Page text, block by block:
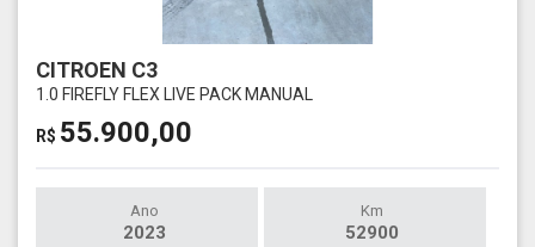
CITROEN C3
1.0 FIREFLY FLEX LIVE PACK MANUAL
R$ 55.900,00
Ano
2023
Km
52900